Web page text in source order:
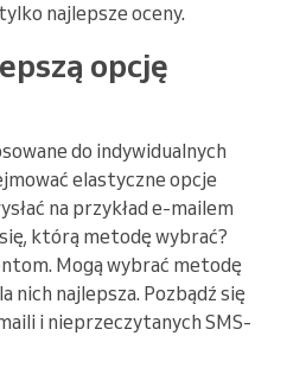
najlepsze oceny.
opcję
do indywidualnych
elastyczne opcje
na przykład e-mailem
którą metodę wybrać?
Mogą wybrać metodę
nich najlepsza. Pozbądź się
i nieprzeczytanych SMS-